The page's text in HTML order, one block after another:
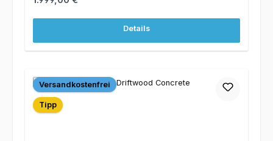
Details
Versandkostenfrei
Tipp